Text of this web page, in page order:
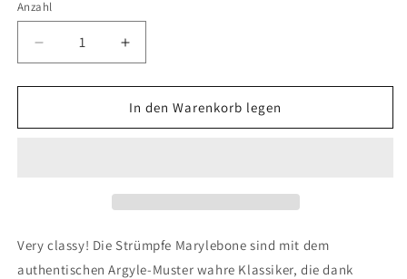
Anzahl
Verringere
die
Menge
Socken
Erhöhe
die
Menge
für
Socken
In den Warenkorb legen
Very classy! Die Strümpfe Marylebone sind mit dem
authentischen Argyle-Muster wahre Klassiker, die dank